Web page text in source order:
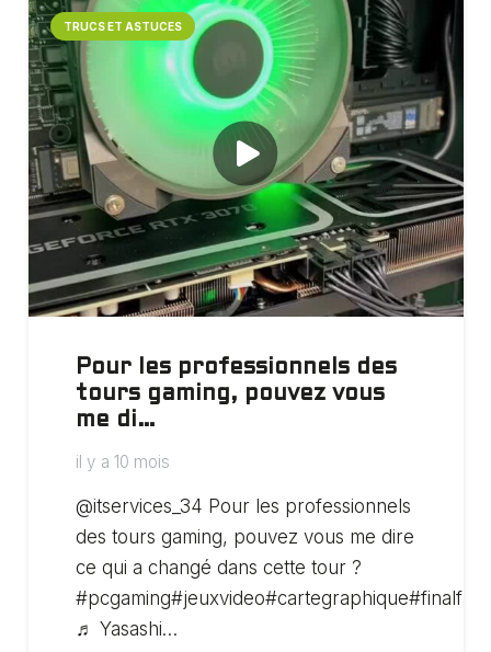
TRUCS ET ASTUCES
Pour les professionnels des
tours gaming, pouvez vous
me di…
il y a 10 mois
@itservices_34 Pour les professionnels
des tours gaming, pouvez vous me dire
ce qui a changé dans cette tour ?
♬ Yasashi…